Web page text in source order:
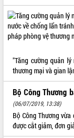
"Tăng cường quản
thương mại và gian
Bộ Công Thương
(06/07/2019, 13:38)
Bộ Công Thương
được cắt giảm, đơn